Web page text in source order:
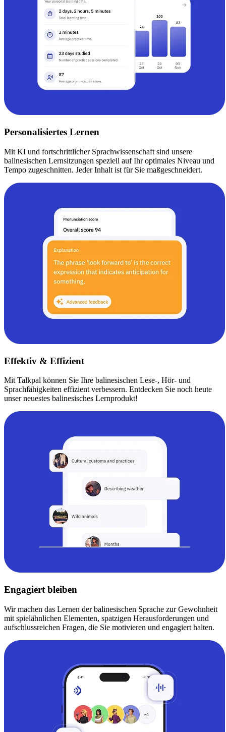
Personalisiertes Lernen
Mit KI und fortschrittlicher Sprachwissenschaft sind unsere
balinesischen Lernsitzungen speziell auf Ihr optimales Niveau und
Tempo zugeschnitten. Jeder Inhalt ist für Sie maßgeschneidert.
Effektiv & Effizient
Mit Talkpal können Sie Ihre balinesischen Lese-, Hör- und
Sprachfähigkeiten effizient verbessern. Entdecken Sie noch heute
unser neuestes balinesisches Lernprodukt!
Engagiert bleiben
Wir machen das Lernen der balinesischen Sprache zur Gewohnheit
mit spielähnlichen Elementen, spatzigen Herausforderungen und
aufschlussreichen Fragen, die Sie motivieren und engagiert halten.